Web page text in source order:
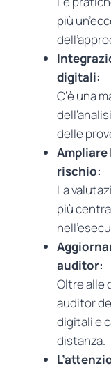
più
digitali:
C’è una
delle
Ampliare
rischio:
La
più
auditor:
Oltre alle
auditor
digitali e
distanza.